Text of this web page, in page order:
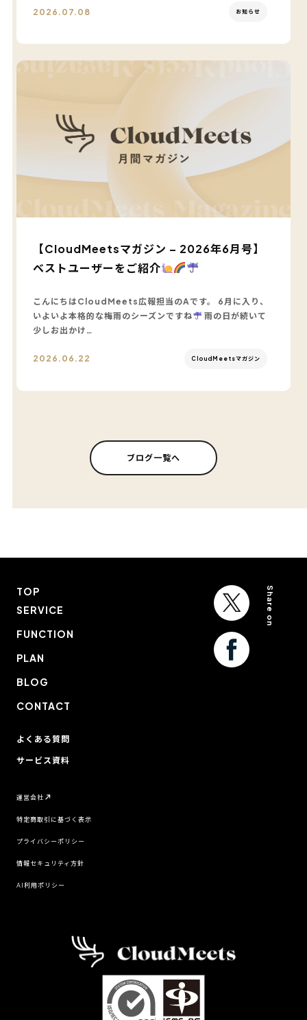
2026.07.08 お知らせ
【CloudMeetsマガジン – 2026年6月号】
ベストユーザーをご紹介
こんにちはCloudMeets広報担当のAです。 6月に入り、
いよいよ本格的な梅雨のシーズンですね
雨の日が続いて
少しお出かけ…
2026.06.22 CloudMeetsマガジン
ブログ一覧へ
TOP
SERVICE
FUNCTION
PLAN
BLOG
CONTACT
Share on
よくある質問
サービス資料
運営会社
特定商取引に基づく表示
プライバシーポリシー
情報セキュリティ方針
AI利用ポリシー